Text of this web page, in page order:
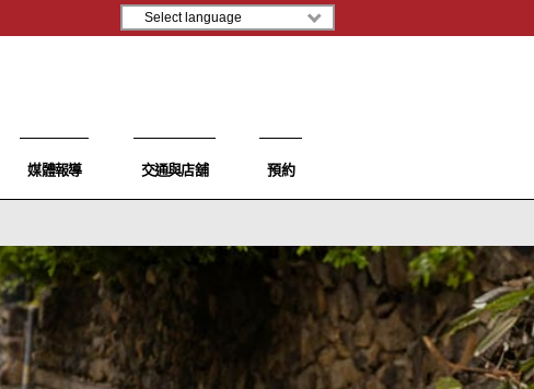
媒體報導 交通與店舖 預約